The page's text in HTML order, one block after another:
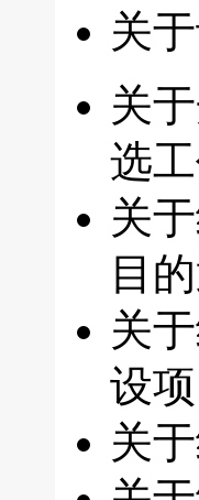
关
关
选
关
目
关
设
关